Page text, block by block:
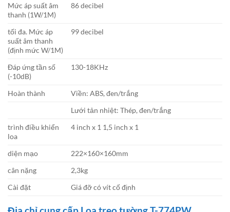
Mức áp suất âm
thanh (1W/1M)
86 decibel
tối đa. Mức áp
suất âm thanh
(định mức W/1M)
99 decibel
Đáp ứng tần số
(-10dB)
130-18KHz
Hoàn thành
Viền: ABS, đen/trắng
Lưới tản nhiệt: Thép, đen/trắng
trình điều khiển
loa
4 inch x 1 1,5 inch x 1
diện mạo
222×160×160mm
cân nặng
2,3kg
Cài đặt
Giá đỡ có vít cố định